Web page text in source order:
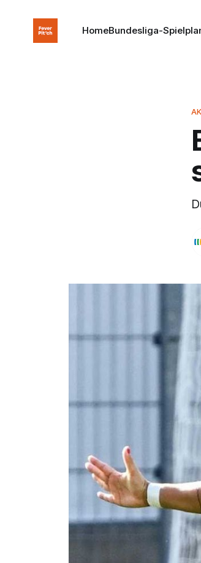
HomeBundesliga-